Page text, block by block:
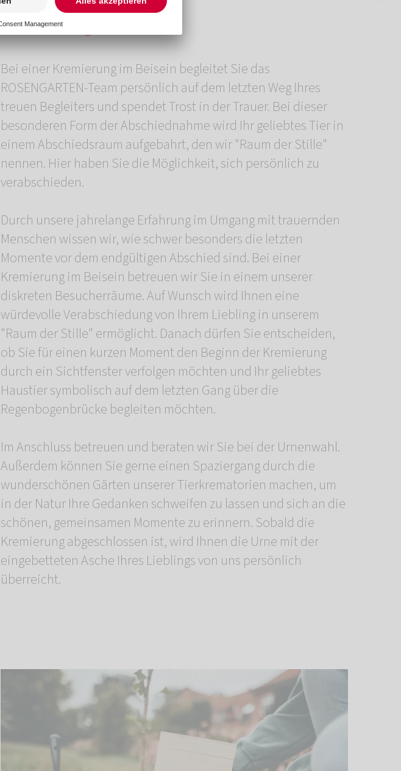
Kremierung im Beisein
Bei einer Kremierung im Beisein begleitet Sie das
ROSENGARTEN-Team persönlich auf dem letzten Weg Ihres
treuen Begleiters und spendet Trost in der Trauer. Bei dieser
besonderen Form der Abschiednahme wird Ihr geliebtes Tier in
einem Abschiedsraum aufgebahrt, den wir "Raum der Stille"
nennen. Hier haben Sie die Möglichkeit, sich persönlich zu
verabschieden.
Durch unsere jahrelange Erfahrung im Umgang mit trauernden
Menschen wissen wir, wie schwer besonders die letzten
Momente vor dem endgültigen Abschied sind. Bei einer
Kremierung im Beisein betreuen wir Sie in einem unserer
diskreten Besucherräume. Auf Wunsch wird Ihnen eine
würdevolle Verabschiedung von Ihrem Liebling in unserem
"Raum der Stille" ermöglicht. Danach dürfen Sie entscheiden,
ob Sie für einen kurzen Moment den Beginn der Kremierung
durch ein Sichtfenster verfolgen möchten und Ihr geliebtes
Haustier symbolisch auf dem letzten Gang über die
Regenbogenbrücke begleiten möchten.
Im Anschluss betreuen und beraten wir Sie bei der Urnenwahl.
Außerdem können Sie gerne einen Spaziergang durch die
wunderschönen Gärten unserer Tierkrematorien machen, um
in der Natur Ihre Gedanken schweifen zu lassen und sich an die
schönen, gemeinsamen Momente zu erinnern. Sobald die
Kremierung abgeschlossen ist, wird Ihnen die Urne mit der
eingebetteten Asche Ihres Lieblings von uns persönlich
überreicht.